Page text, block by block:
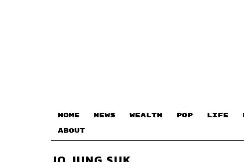
HOME NEWS WEALTH POP LIFE
ABOUT